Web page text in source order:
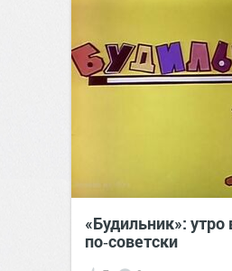
«Будильник»: утро
по‑советски